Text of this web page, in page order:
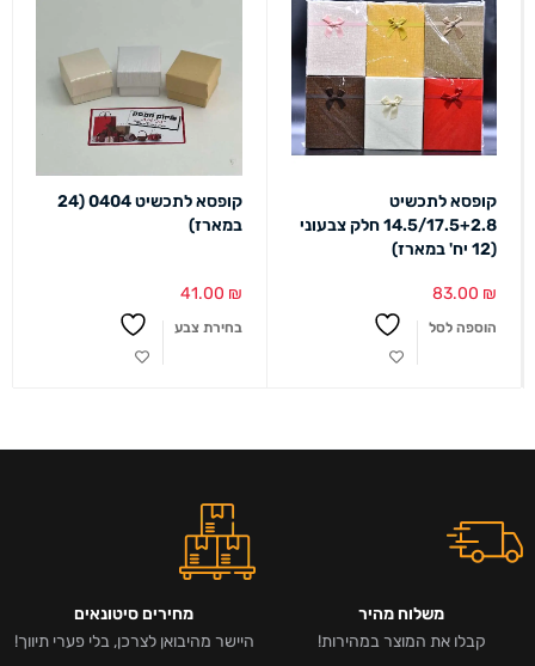
קופסא לתכשיט
14.5/17.5+2.8 חלק צבעוני
(12 יח' במארז)
83.00 ₪
הוספה לסל
קופסא לתכשיט 0404 (24
במארז)
41.00 ₪
בחירת צבע
משלוח מהיר
קבלו את המוצר במהירות!
מחירים סיטונאים
היישר מהיבואן לצרכן, בלי פערי תיווך!